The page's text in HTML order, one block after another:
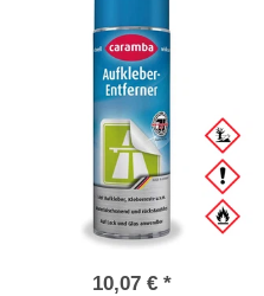
10,07 € *